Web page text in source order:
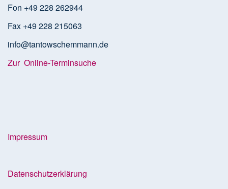
Fon +49 228 262944
Fax +49 228 215063
info@tantowschemmann.de
Zur Online-Terminsuche
Impressum
Datenschutzerklärung